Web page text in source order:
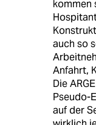
kommen
auch so
Anfahrt,
Die
Pseudo-
auf der